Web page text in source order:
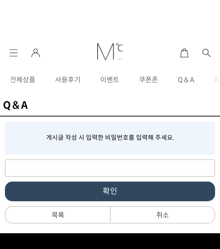
전체상품 사용후기 이벤트 쿠폰존 Q & A
Q & A
게시글 작성 시 입력한 비밀번호를 입력해 주세요.
확인
목록 취소